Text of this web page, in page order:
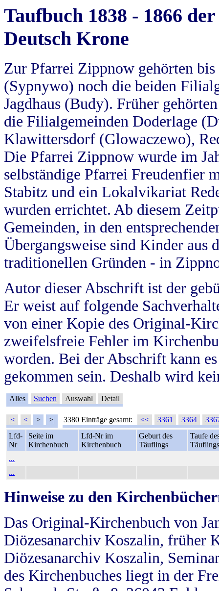
Taufbuch 1838 - 1866
Deutsch Krone
Zur Pfarrei Zippnow gehörten
(Sypnywo) noch die beiden
Jagdhaus (Budy). Früher
die Filialgemeinden Doderlage
Klawittersdorf (Glowaczewo),
Die Pfarrei Zippnow wurde im
selbständige Pfarrei Freudenfier
Stabitz und ein Lokalvikariat
wurden errichtet. Ab diesem
Gemeinden, in den
Übergangsweise sind Kinder aus
traditionellen Gründen - in
Autor dieser Abschrift ist der
Er weist auf folgende
von einer Kopie des Original-
zweifelsfreie Fehler im
worden. Bei der Abschrift kann
gekommen sein. Deshalb wird
Alles Suchen Auswahl Detail
|< < > >| 3380 Einträge gesamt: << 3361 3364
Lfd-
Nr
Seite im
Kirchenbuch
Lfd-Nr im
Kirchenbuch
Geburt des
Täuflings
Taufe
Täuflings
...
...
Hinweise zu den
Das Original-Kirchenbuch von
Diözesanarchiv Koszalin, früher
Diözesanarchiv Koszalin,
des Kirchenbuches liegt in der